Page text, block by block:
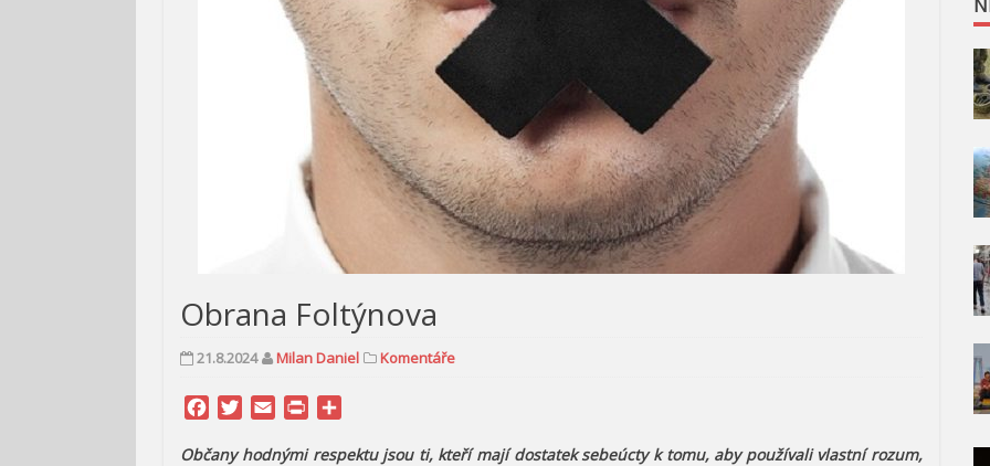
Obrana Foltýnova
21.8.2024 Milan Daniel Komentáře
Facebook
Twitter
Email Print
Občany hodnými respektu jsou ti, kteří mají dostatek sebeúcty k tomu, aby používali vlastní rozum,